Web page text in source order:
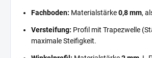
Fachboden: Materialstärke0,8 mm,
Versteifung: Profil mit Trapezwelle
maximale Steifigkeit.